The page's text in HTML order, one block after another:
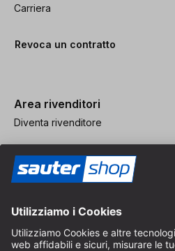
Carriera
Revoca un contratto
Area rivenditori
Diventa rivenditore
CGV